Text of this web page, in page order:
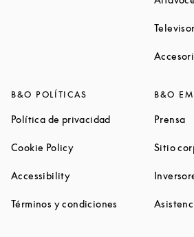
B&O POLÍTICAS
Política de privacidadLink Opens in New
Cookie PolicyLink Opens in New Tab
AccessibilityLink Opens in New Tab
Términos y condiciones Link Opens in
B&O
Prensa
Sitio